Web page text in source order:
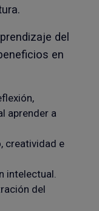
del
en
aprender a
creatividad e
intelectual.
del